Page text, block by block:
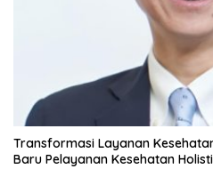
Transformasi Layanan
Baru Pelayanan Kesehatan